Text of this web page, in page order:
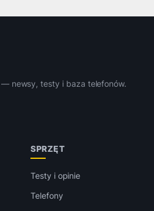
newsy, testy i baza telefonów.
SPRZĘT
Testy i opinie
Telefony